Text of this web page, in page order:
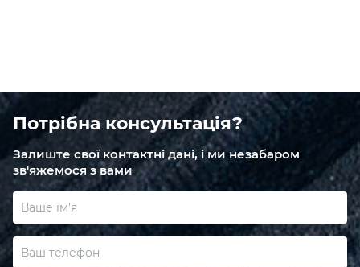
Потрібна консультація?
Залиште свої контактні дані, і ми незабаром
зв'яжемося з вами